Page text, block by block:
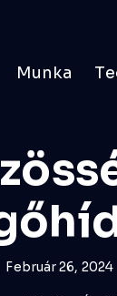
Munka
Február 26, 2024